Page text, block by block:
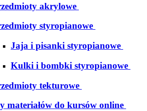
akrylowe
styropianowe
Jaja i pisanki styropianowe
Kulki i bombki styropianowe
tekturowe
materiałów do kursów online